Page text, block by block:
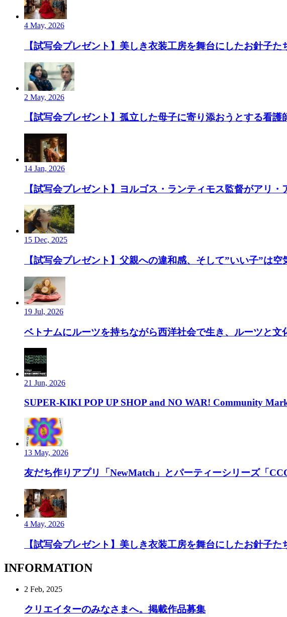
4 May, 2026
【試写会プレゼント】美しき衣装工房を舞台にしたお針子
2 May, 2026
【試写会プレゼント】孤立した母子に寄り添おうとする看護
14 Jan, 2026
【試写会プレゼント】ヨルゴス・ランティモス監督がアリ
15 Dec, 2025
【試写会プレゼント】父親への違和感、そして”いい子”は
19 Jul, 2026
ベトナムにルーツを持ちながら西洋社会で生き、ルーツと文
21 Jun, 2026
SUPER-KIKI POP UP SHOP and NO WAR! Community
13 May, 2026
友だち作りアプリ「NewMatch」とパーティーシリーズ「
4 May, 2026
【試写会プレゼント】美しき衣装工房を舞台にしたお針子
INFORMATION
2 Feb, 2025
クリエイターのみなさまへ。掲載作品募集